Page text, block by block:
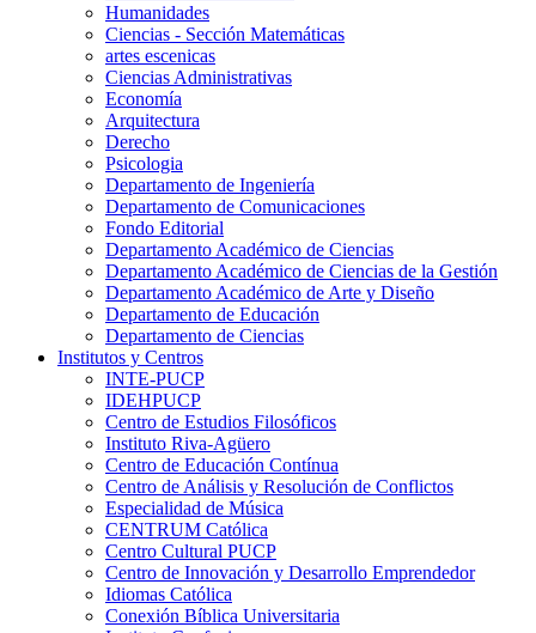
Humanidades
Ciencias - Sección Matemáticas
artes escenicas
Ciencias Administrativas
Economía
Arquitectura
Derecho
Psicologia
Departamento de Ingeniería
Departamento de Comunicaciones
Fondo Editorial
Departamento Académico de Ciencias
Departamento Académico de Ciencias de la Gestión
Departamento Académico de Arte y Diseño
Departamento de Educación
Departamento de Ciencias
Institutos y Centros
INTE-PUCP
IDEHPUCP
Centro de Estudios Filosóficos
Instituto Riva-Agüero
Centro de Educación Contínua
Centro de Análisis y Resolución de Conflictos
Especialidad de Música
CENTRUM Católica
Centro Cultural PUCP
Centro de Innovación y Desarrollo Emprendedor
Idiomas Católica
Conexión Bíblica Universitaria